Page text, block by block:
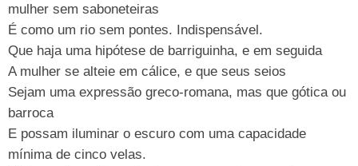
mulher sem saboneteiras
É como um rio sem pontes. Indispensável.
Que haja uma hipótese de barriguinha, e em seguida
A mulher se alteie em cálice, e que seus seios
Sejam uma expressão greco-romana, mas que gótica ou
barroca
E possam iluminar o escuro com uma capacidade
mínima de cinco velas.